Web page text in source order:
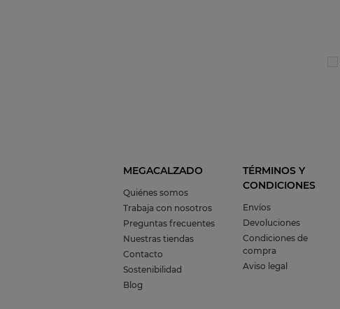
MEGACALZADO
Quiénes somos
Trabaja con nosotros
Preguntas frecuentes
Nuestras tiendas
Contacto
Sostenibilidad
Blog
TÉRMINOS Y
CONDICIONES
Envíos
Devoluciones
Condiciones de
compra
Aviso legal